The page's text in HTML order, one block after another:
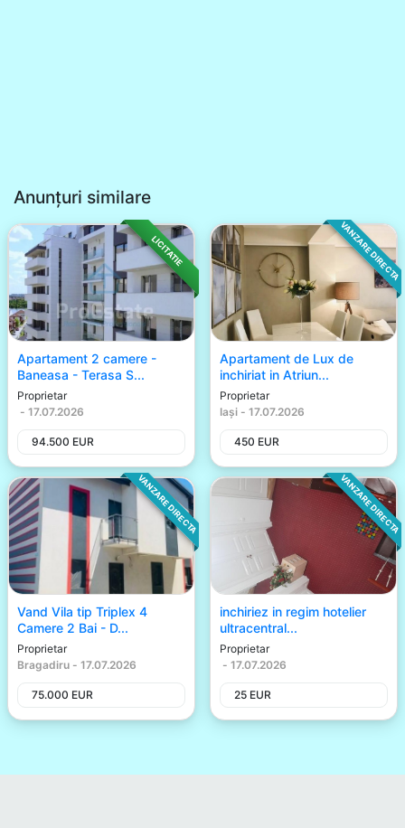
Anunțuri similare
LICITATIE
Apartament 2 camere -
Baneasa - Terasa S...
Proprietar
- 17.07.2026
94.500 EUR
VANZARE DIRECTA
Apartament de Lux de
inchiriat in Atriun...
Proprietar
Iași - 17.07.2026
450 EUR
VANZARE DIRECTA
Vand Vila tip Triplex 4
Camere 2 Bai - D...
Proprietar
Bragadiru - 17.07.2026
75.000 EUR
VANZARE DIRECTA
inchiriez in regim hotelier
ultracentral...
Proprietar
- 17.07.2026
25 EUR